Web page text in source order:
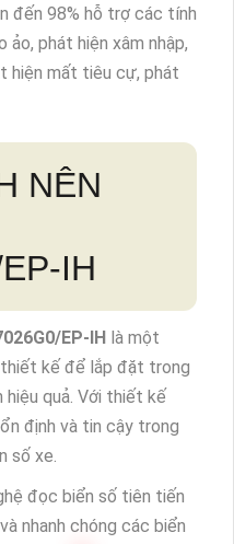
đến 98% hỗ trợ các tính
ảo, phát hiện xâm nhập,
hiện mất tiêu cự, phát
NÊN
IH
EP-IH là một
kế để lắp đặt trong
quả. Với thiết kế
định và tin cậy trong
số xe.
đọc biển số tiên tiến
nhanh chóng các biển